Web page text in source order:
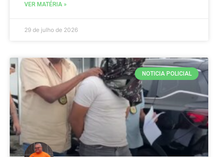
VER MATÉRIA »
29 de julho de 2026
NOTICIA POLICIAL